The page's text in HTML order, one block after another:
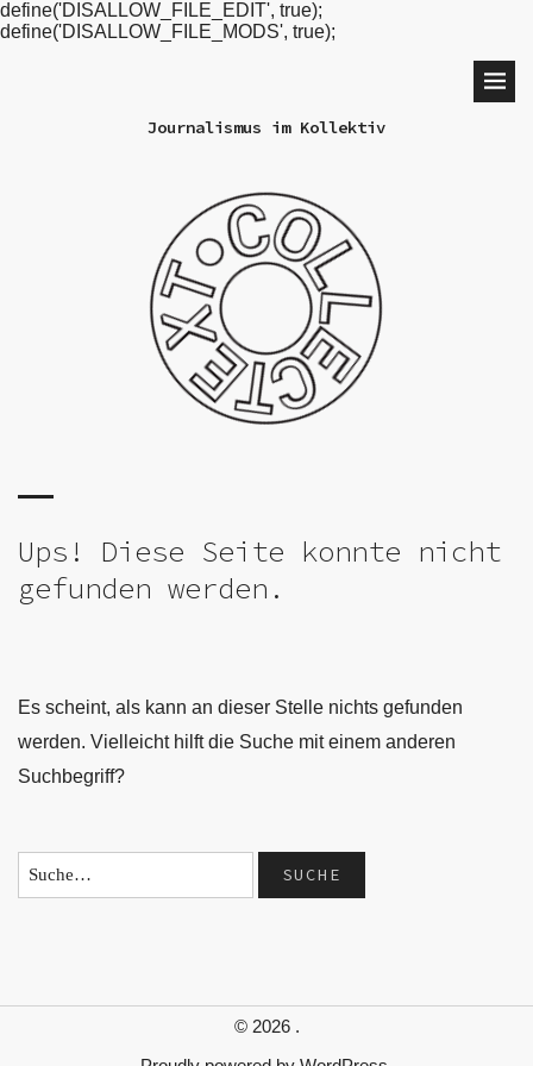
define('DISALLOW_FILE_EDIT', true);
define('DISALLOW_FILE_MODS', true);
Journalismus im Kollektiv
Ups! Diese Seite konnte nicht
gefunden werden.
Es scheint, als kann an dieser Stelle nichts gefunden
werden. Vielleicht hilft die Suche mit einem anderen
Suchbegriff?
© 2026 .